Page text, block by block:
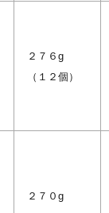
２７６g
（１２個）
２７０g